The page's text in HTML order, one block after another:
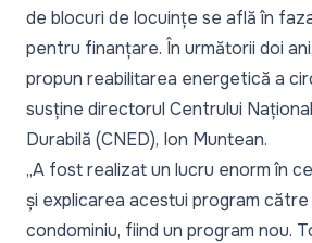
de blocuri de locuințe se află în
pentru finanțare. În următorii doi
propun reabilitarea energetică a
susține directorul Centrului
Durabilă (CNED), Ion Muntean.
„A fost realizat un lucru enorm în
și explicarea acestui program către
condominiu, fiind un program nou.